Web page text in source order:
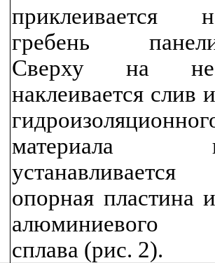
приклеивается
гребень
Сверху на
наклеивается слив
материала
устанавливается
опорная пластина
алюминиевого
сплава (рис. 2).